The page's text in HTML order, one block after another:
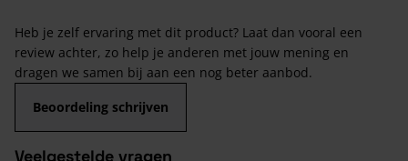
Heb je zelf ervaring met dit product? Laat dan vooral een
review achter, zo help je anderen met jouw mening en
dragen we samen bij aan een nog beter aanbod.
Beoordeling schrijven
Veelgestelde vragen